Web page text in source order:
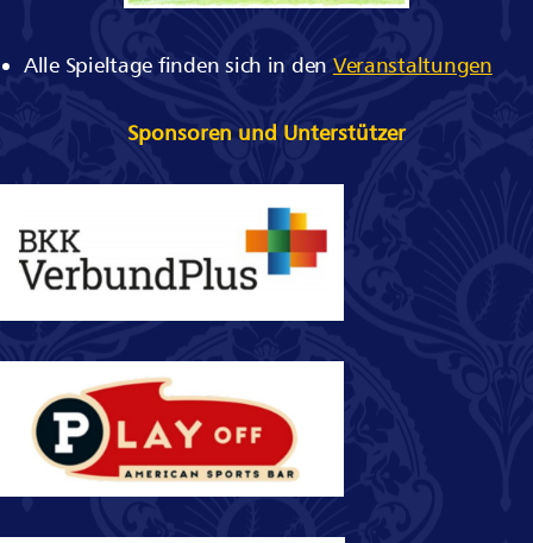
Alle Spieltage finden sich in den Veranstaltungen
Sponsoren und Unterstützer